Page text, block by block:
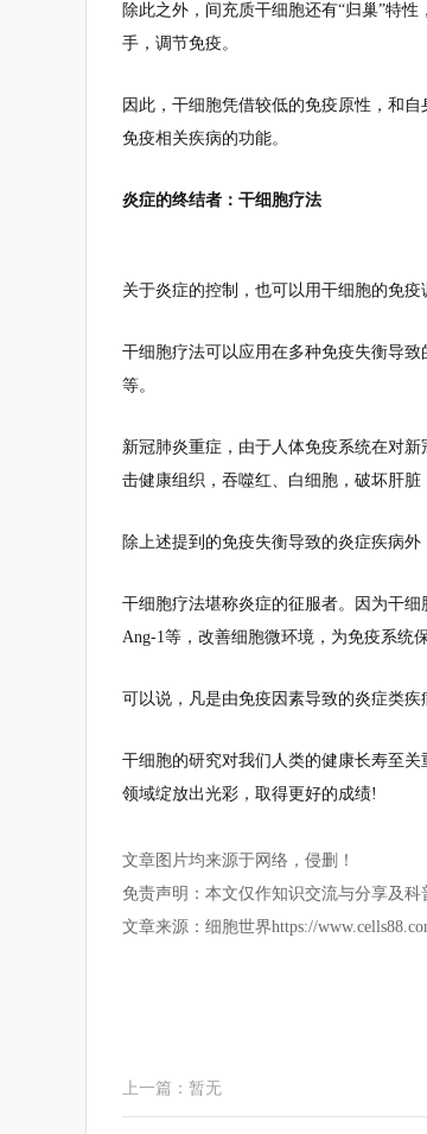
除此之外，间充质干细胞还有“归巢”特
手，调节免疫。
因此，干细胞凭借较低的免疫原性，和
免疫相关疾病的功能。
炎症的终结者：干细胞疗法
关于炎症的控制，也可以用干细胞的免疫
干细胞疗法可以应用在多种免疫失衡导
等。
新冠肺炎重症，由于人体免疫系统在对
击健康组织，吞噬红、白细胞，破坏肝
除上述提到的免疫失衡导致的炎症疾病
干细胞疗法堪称炎症的征服者。因为干细
Ang-1等，改善细胞微环境，为免疫系统
可以说，凡是由免疫因素导致的炎症类疾
干细胞的研究对我们人类的健康长寿至
领域绽放出光彩，取得更好的成绩!
文章图片均来源于网络，侵删！
免责声明：本文仅作知识交流与分享及
文章来源：细胞世界https://
上一篇：暂无